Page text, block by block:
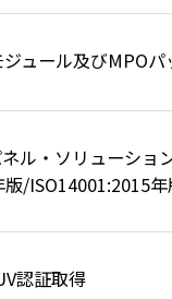
ュール及びMPO
ル・ソリューショ
/ISO14001:2015
認証取得